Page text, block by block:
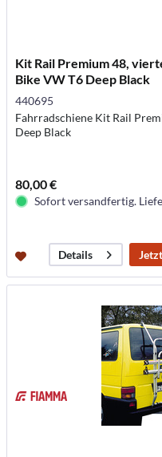
Kit Rail Premium 48,
Bike VW T6 Deep Black
440695
Fahrradschiene Kit Rail
Deep Black
80,00 €
Sofort versandfertig.
Details